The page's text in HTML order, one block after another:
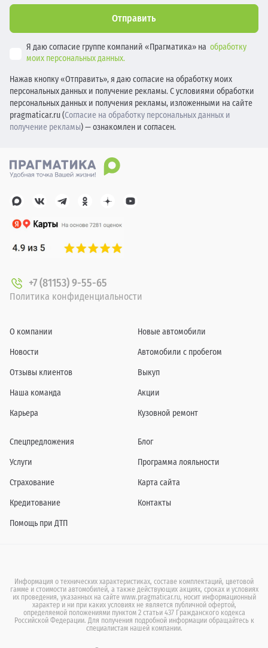
Отправить
Я даю согласие группе компаний «Прагматика» на обработку
моих персональных данных.
Нажав кнопку «Отправить», я даю согласие на обработку моих
персональных данных и получение рекламы. С условиями обработки
персональных данных и получения рекламы, изложенными на сайте
pragmaticar.ru (Согласие на обработку персональных данных и
получение рекламы) — ознакомлен и согласен.
+7 (81153) 9-55-65
Политика конфиденциальности
О компании
Новости
Отзывы клиентов
Наша команда
Карьера
Новые автомобили
Автомобили с пробегом
Выкуп
Акции
Кузовной ремонт
Спецпредложения
Услуги
Страхование
Кредитование
Помощь при ДТП
Блог
Программа лояльности
Карта сайта
Контакты
Информация о технических характеристиках, составе комплектаций, цветовой
гамме и стоимости автомобилей, а также действующих акциях, сроках и условиях
их проведения, указанных на сайте www.pragmaticar.ru, носит информационный
характер и ни при каких условиях не является публичной офертой,
определяемой положениями пунктом 2 статьи 437 Гражданского кодекса
Российской Федерации. Для получения подробной информации обращайтесь к
специалистам нашей компании.